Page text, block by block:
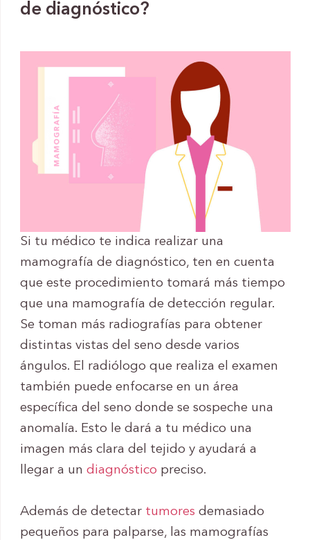
de diagnóstico?
Si tu médico te indica realizar una
mamografía de diagnóstico, ten en cuenta
que este procedimiento tomará más tiempo
que una mamografía de detección regular.
Se toman más radiografías para obtener
distintas vistas del seno desde varios
ángulos. El radiólogo que realiza el examen
también puede enfocarse en un área
específica del seno donde se sospeche una
anomalía. Esto le dará a tu médico una
imagen más clara del tejido y ayudará a
llegar a un diagnóstico preciso.
Además de detectar tumores demasiado
pequeños para palparse, las mamografías